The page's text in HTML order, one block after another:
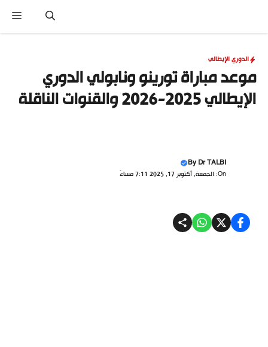
المحتوى
الدوري الإيطالي
موعد مباراة تورينو ونابولي الدوري
الإيطالي 2025-2026 والقنوات الناقلة
ByDr TALBI
On: الجمعة, أكتوبر 17, 2025 7:11 مساءً